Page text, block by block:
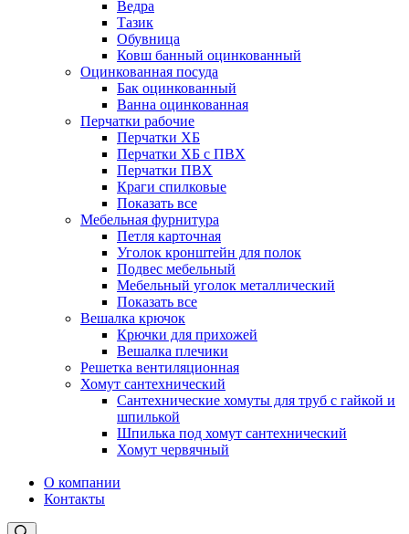
Ведра
Тазик
Обувница
Ковш банный оцинкованный
Оцинкованная посуда
Бак оцинкованный
Ванна оцинкованная
Перчатки рабочие
Перчатки ХБ
Перчатки ХБ с ПВХ
Перчатки ПВХ
Краги спилковые
Показать все
Мебельная фурнитура
Петля карточная
Уголок кронштейн для полок
Подвес мебельный
Мебельный уголок металлический
Показать все
Вешалка крючок
Крючки для прихожей
Вешалка плечики
Решетка вентиляционная
Хомут сантехнический
Сантехнические хомуты для труб с гайкой и
шпилькой
Шпилька под хомут сантехнический
Хомут червячный
О компании
Контакты